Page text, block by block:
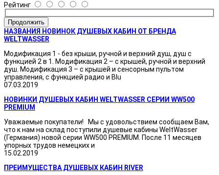
Рейтинг
Продолжить
НАЗВАНИЯ НОВИНОК ДУШЕВЫХ КАБИН ОТ БРЕНДА
WELTWASSER
Модификация 1 - без крыши, ручной и верхний душ, душ с
функцией 2 в 1. Модификация 2 – с крышей, ручной и верхний
душ. Модификация 3 – с крышей и сенсорным пультом
управления, с функцией радио и Blu
07.03.2019
НОВИНКИ ДУШЕВЫХ КАБИН WELTWASSER СЕРИИ WW500
PREMIUM
Уважаемые покупатели! Мы с удовольствием сообщаем Вам,
что к нам на склад поступили душевые кабины WeltWasser
(Германия) новой серии WW500 PREMIUM. После 11 месяцев
упорных трудов немецких и
15.02.2019
ПРЕИМУЩЕСТВА ДУШЕВЫХ КАБИН RIVER